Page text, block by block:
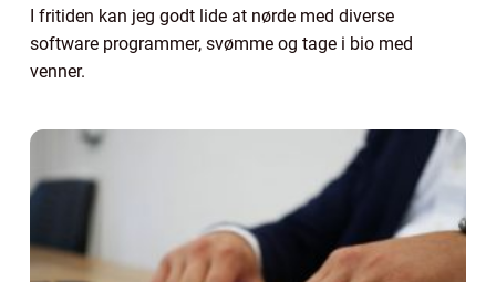
I fritiden kan jeg godt lide at nørde med diverse
software programmer, svømme og tage i bio med
venner.